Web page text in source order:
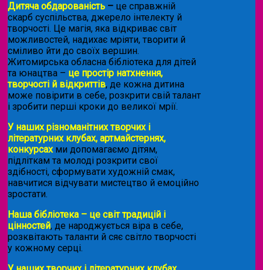
Дитяча обдарованість – це справжній
скарб суспільства, джерело інтелекту й
творчості. Це магія, яка відкриває світ
можливостей, надихає мріяти, творити й
сміливо йти до своїх вершин.
Житомирська обласна бібліотека для дітей
та юнацтва – це простір натхнення,
творчості й відкриттів, де кожна дитина
може повірити в себе, розкрити свій талант
і зробити перші кроки до великої мрії.
У наших різноманітних творчих і
літературних клубах, артмайстернях,
конкурсахми допомагаємо дітям,
підліткам та молоді розкрити свої
здібності, сформувати художній смак,
навчитися відчувати мистецтво й емоційно
зростати.
Наша бібліотека – це світ традицій і
цінностей, де народжується віра в себе,
розквітають таланти й сяє світло творчості
у кожному серці.